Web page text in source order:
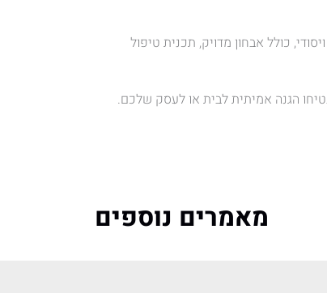
כולל אבחון מדויק, תכנית טיפול
מאמרים נוספים